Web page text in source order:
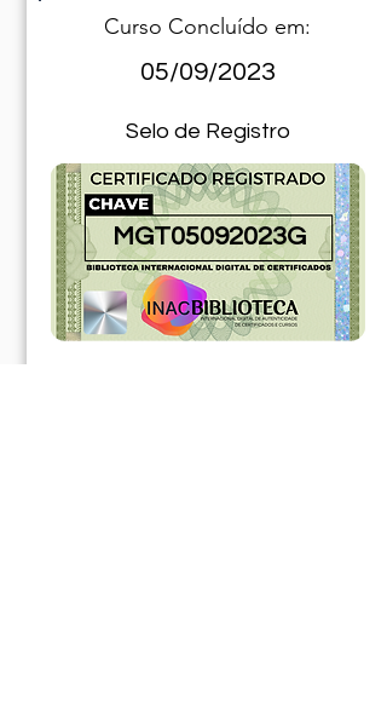
Curso Concluído em:
05/09/2023
Selo de Registro
MGT05092023G